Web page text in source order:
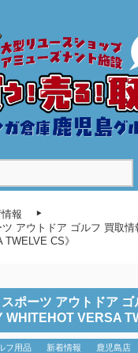
報
ツ アウトドア ゴルフ 買取
CS》
スポーツ アウトドア
WHITEHOT VERSA
フ用品 新着情報
鹿児島店